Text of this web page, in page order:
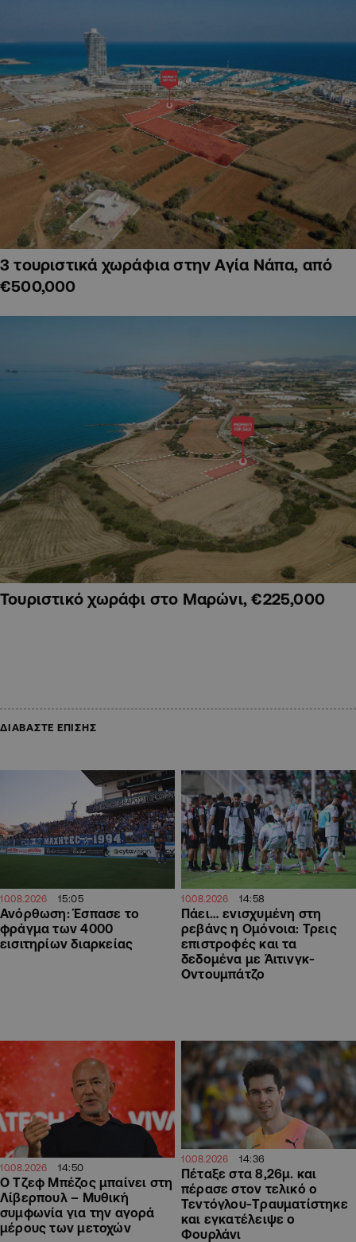
3 τουριστικά χωράφια στην Αγία Νάπα, από
€500,000
Τουριστικό χωράφι στο Μαρώνι, €225,000
ΔΙΑΒΑΣΤΕ ΕΠΙΣΗΣ
10.08.2026 15:05
Ανόρθωση: Έσπασε το
φράγμα των 4000
εισιτηρίων διαρκείας
10.08.2026 14:58
Πάει… ενισχυμένη στη
ρεβάνς η Ομόνοια: Τρεις
επιστροφές και τα
δεδομένα με Άιτινγκ-
Οντουμπάτζο
10.08.2026 14:50
Ο Τζεφ Μπέζος μπαίνει στη
Λίβερπουλ – Μυθική
συμφωνία για την αγορά
μέρους των μετοχών
10.08.2026 14:36
Πέταξε στα 8,26μ. και
πέρασε στον τελικό ο
Τεντόγλου-Tραυματίστηκε
και εγκατέλειψε ο
Φουρλάνι